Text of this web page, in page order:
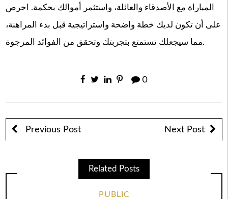
المباراة مع الأصدقاء والعائلة، واستثمر أموالك بحكمة. احرص
على أن تكون لديك خطة واضحة واستراتيجية قبل بدء المراهنة،
مما سيجعلك تستمتع بتجربتك وتحقق من الفوائد المرجوة.
0
Previous Post Next Post
Related Posts
PUBLIC